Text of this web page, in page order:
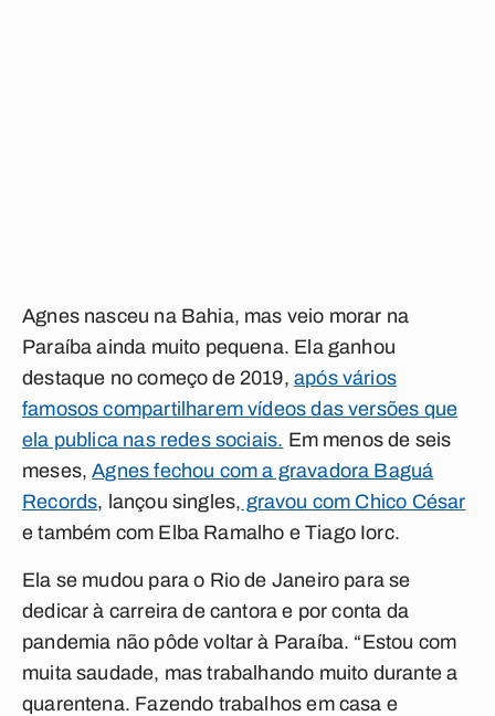
Agnes nasceu na Bahia, mas veio morar na
Paraíba ainda muito pequena. Ela ganhou
destaque no começo de 2019,após vários
famosos compartilharem vídeos das versões que
ela publica nas redes sociais. Em menos de seis
meses,Agnes fechou com a gravadora Baguá
Records, lançou singles, gravou com Chico César
e também com Elba Ramalho e Tiago Iorc.
Ela se mudou para o Rio de Janeiro para se
dedicar à carreira de cantora e por conta da
pandemia não pôde voltar à Paraíba. “Estou com
muita saudade, mas trabalhando muito durante a
quarentena. Fazendo trabalhos em casa e